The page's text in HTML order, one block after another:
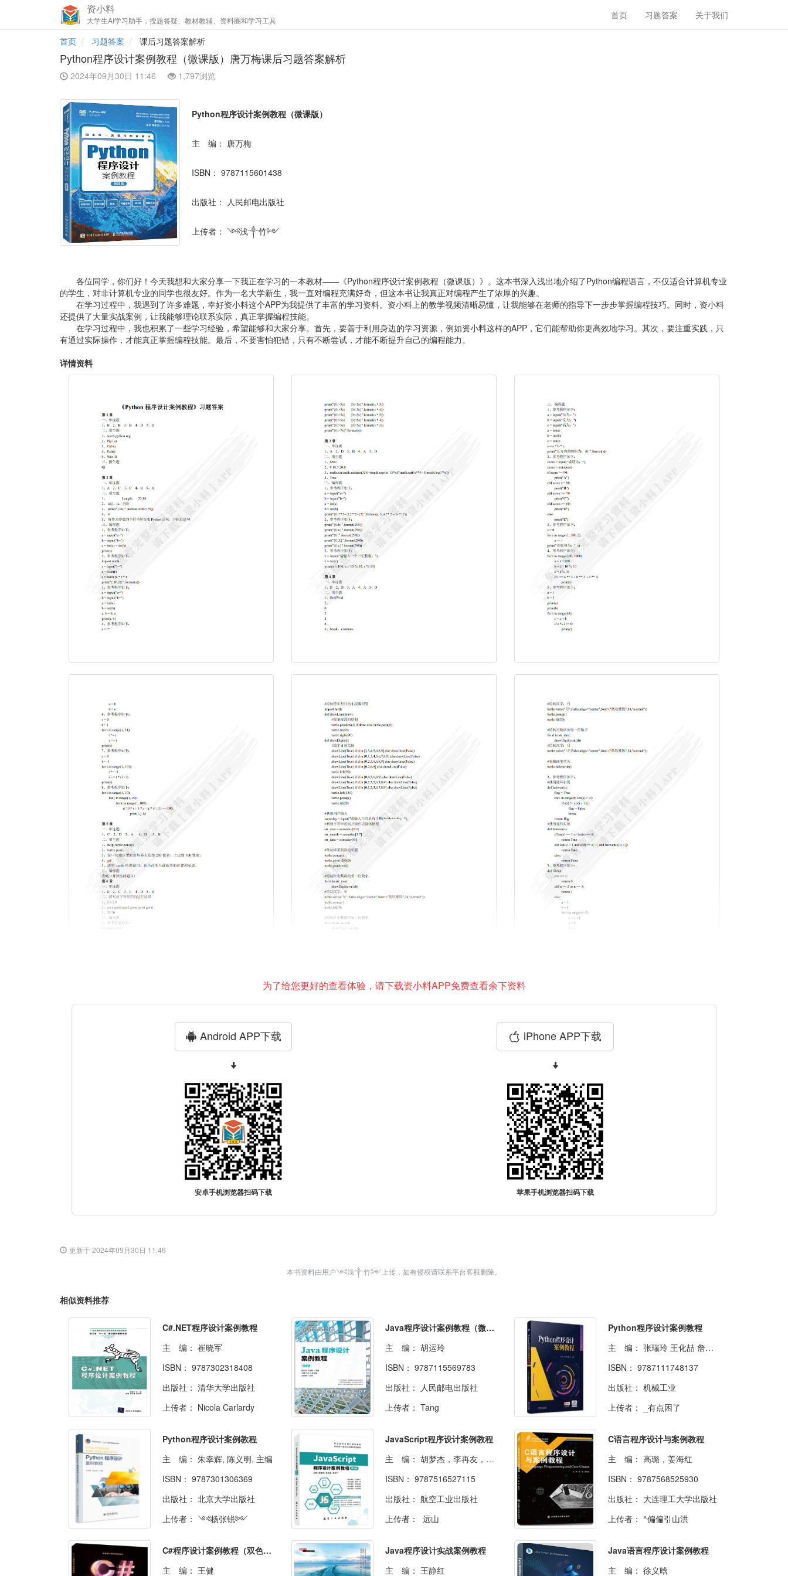
资小料
大学生AI学习助手，搜题答疑、教材教辅、资料圈和学习工具 首页 习题答案 关于我们
首页 习题答案 课后习题答案解析
Python程序设计案例教程（微课版）唐万梅课后习题答案解析
2024年09月30日 11:46 1,797浏览
Python程序设计案例教程（微课版）
主 编： 唐万梅
ISBN： 9787115601438
出版社： 人民邮电出版社
上传者： ༺浅༒竹༻
各位同学，你们好！今天我想和大家分享一下我正在学习的一本教材——《Python程序设计案例教程（微课版）》。这本书深入浅出地介绍了Python编程语言，不仅适合计算机专业
的学生，对非计算机专业的同学也很友好。作为一名大学新生，我一直对编程充满好奇，但这本书让我真正对编程产生了浓厚的兴趣。
在学习过程中，我遇到了许多难题，幸好资小料这个APP为我提供了丰富的学习资料。资小料上的教学视频清晰易懂，让我能够在老师的指导下一步步掌握编程技巧。同时，资小料
还提供了大量实战案例，让我能够理论联系实际，真正掌握编程技能。
在学习过程中，我也积累了一些学习经验，希望能够和大家分享。首先，要善于利用身边的学习资源，例如资小料这样的APP，它们能帮助你更高效地学习。其次，要注重实践，只
有通过实际操作，才能真正掌握编程技能。最后，不要害怕犯错，只有不断尝试，才能不断提升自己的编程能力。
详情资料
为了给您更好的查看体验，请下载资小料APP免费查看余下资料
Android APP下载
安卓手机浏览器扫码下载
iPhone APP下载
苹果手机浏览器扫码下载
更新于 2024年09月30日 11:46
本书资料由用户༺浅༒竹༻上传，如有侵权请联系平台客服删除。
相似资料推荐
C#.NET程序设计案例教程
主 编： 崔晓军
ISBN： 9787302318408
出版社： 清华大学出版社
上传者： Nicola Carlardy
Java程序设计案例教程（微课版）
主 编： 胡运玲
ISBN： 9787115569783
出版社：
人民邮电出版社
上传者： Tang
Python程序设计案例教程
主 编： 张瑞玲 王化喆 詹华蕊
ISBN： 9787111748137
出版社： 机械工业
上传者：
_有点困了
Python程序设计案例教程
主 编： 朱幸辉, 陈义明, 主编
ISBN： 9787301306369
出版社： 北京大学出版社
上传者： ༺杨张锐༻
JavaScript程序设计案例教程
主 编： 胡梦杰，李再友，李文广主编
ISBN： 9787516527115
出版社： 航空工业出版社
上传者：
远山
C语言程序设计与案例教程
主 编： 高璐，姜海红
ISBN： 9787568525930
出版社： 大连理工大学出版社
上传者： ^偏偏引山洪
C#程序设计案例教程（双色）（含微课）
主 编： 王健
Java程序设计实战案例教程
主 编： 王静红
Java语言程序设计案例教程
主 编： 徐义晗